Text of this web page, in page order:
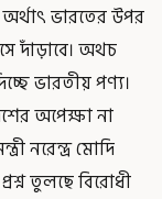
ভারতের উপর
দাঁড়াবে। অথচ
ভারতীয় পণ্য।
অপেক্ষা না
নরেন্দ্র মোদি
তুলছে বিরোধী